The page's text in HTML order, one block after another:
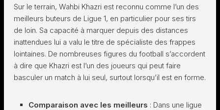
Sur le terrain, Wahbi Khazri est reconnu comme l’un des
meilleurs buteurs de Ligue 1, en particulier pour ses tirs
de loin. Sa capacité à marquer depuis des distances
inattendues lui a valu le titre de spécialiste des frappes
lointaines. De nombreuses figures du football s’accordent
à dire que Khazri est l’un des joueurs qui peut faire
basculer un match à lui seul, surtout lorsqu’il est en forme.
Comparaison avec les meilleurs : Dans une ligue